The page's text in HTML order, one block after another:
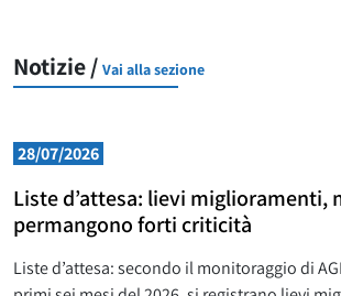
Notizie / Vai alla sezione
28/07/2026
Liste d’attesa: lievi miglioramenti,
permangono forti criticità
Liste d’attesa: secondo il monitoraggio di